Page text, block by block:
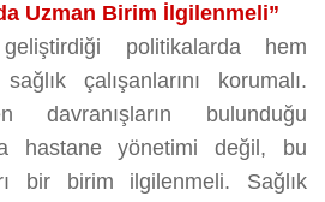
Uzman Birim İlgilenmeli”
geliştirdiği politikalarda hem
çalışanlarını korumalı.
davranışların bulunduğu
hastane yönetimi değil, bu
bir birim ilgilenmeli. Sağlık